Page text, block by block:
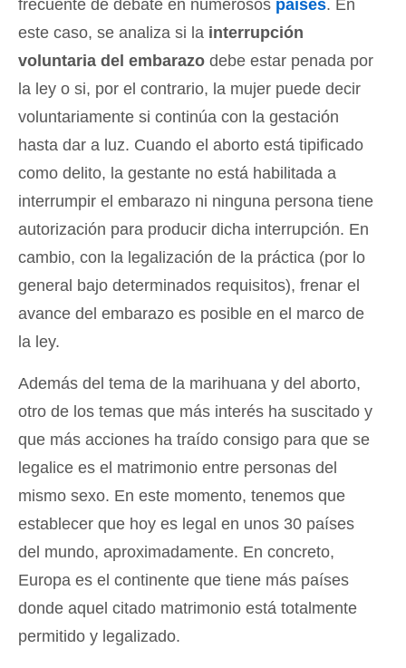
frecuente de debate en numerosos países. En
este caso, se analiza si la interrupción
voluntaria del embarazo debe estar penada por
la ley o si, por el contrario, la mujer puede decir
voluntariamente si continúa con la gestación
hasta dar a luz. Cuando el aborto está tipificado
como delito, la gestante no está habilitada a
interrumpir el embarazo ni ninguna persona tiene
autorización para producir dicha interrupción. En
cambio, con la legalización de la práctica (por lo
general bajo determinados requisitos), frenar el
avance del embarazo es posible en el marco de
la ley.
Además del tema de la marihuana y del aborto,
otro de los temas que más interés ha suscitado y
que más acciones ha traído consigo para que se
legalice es el matrimonio entre personas del
mismo sexo. En este momento, tenemos que
establecer que hoy es legal en unos 30 países
del mundo, aproximadamente. En concreto,
Europa es el continente que tiene más países
donde aquel citado matrimonio está totalmente
permitido y legalizado.